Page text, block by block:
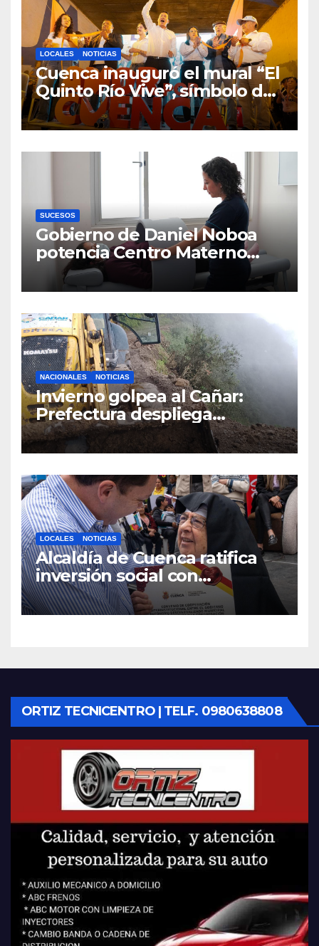
LOCALES NOTICIAS
Cuenca inauguró el mural “El
Quinto Río Vive”, símbolo de
la defensa ciudadana del
agua
SUCESOS
Gobierno de Daniel Noboa
potencia Centro Materno
Infantil y Emergencias en
Cuenca con nuevos equipos
NACIONALES NOTICIAS
Invierno golpea al Cañar:
Prefectura despliega
maquinaria en toda la
provincia para mantener las
LOCALES NOTICIAS
Alcaldía de Cuenca ratifica
inversión social con
fundaciones e instituciones
locales
ORTIZ TECNICENTRO | TELF. 0980638808